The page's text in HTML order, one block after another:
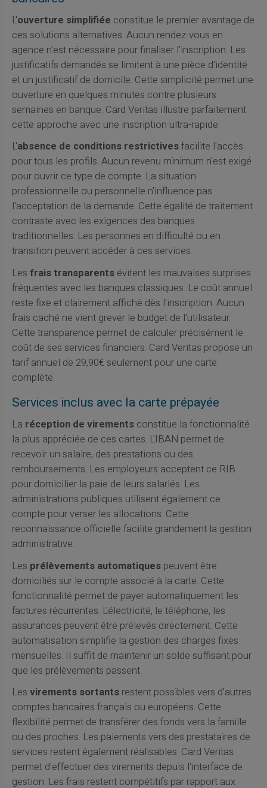
L'ouverture simplifiée constitue le premier avantage de
ces solutions alternatives. Aucun rendez-vous en
agence n'est nécessaire pour finaliser l'inscription. Les
justificatifs demandés se limitent à une pièce d'identité
et un justificatif de domicile. Cette simplicité permet une
ouverture en quelques minutes contre plusieurs
semaines en banque. Card Veritas illustre parfaitement
cette approche avec une inscription ultra-rapide.
L'absence de conditions restrictivesfacilite l'accès
pour tous les profils. Aucun revenu minimum n'est exigé
pour ouvrir ce type de compte. La situation
professionnelle ou personnelle n'influence pas
l'acceptation de la demande. Cette égalité de traitement
contraste avec les exigences des banques
traditionnelles. Les personnes en difficulté ou en
transition peuvent accéder à ces services.
Les frais transparentsévitent les mauvaises surprises
fréquentes avec les banques classiques. Le coût annuel
reste fixe et clairement affiché dès l'inscription. Aucun
frais caché ne vient grever le budget de l'utilisateur.
Cette transparence permet de calculer précisément le
coût de ses services financiers. Card Veritas propose un
tarif annuel de 29,90€ seulement pour une carte
complète.
Services inclus avec la carte prépayée
La réception de virementsconstitue la fonctionnalité
la plus appréciée de ces cartes. L'IBAN permet de
recevoir un salaire, des prestations ou des
remboursements. Les employeurs acceptent ce RIB
pour domicilier la paie de leurs salariés. Les
administrations publiques utilisent également ce
compte pour verser les allocations. Cette
reconnaissance officielle facilite grandement la gestion
administrative.
Les prélèvements automatiquespeuvent être
domiciliés sur le compte associé à la carte. Cette
fonctionnalité permet de payer automatiquement les
factures récurrentes. L'électricité, le téléphone, les
assurances peuvent être prélevés directement. Cette
automatisation simplifie la gestion des charges fixes
mensuelles. Il suffit de maintenir un solde suffisant pour
que les prélèvements passent.
Les virements sortantsrestent possibles vers d'autres
comptes bancaires français ou européens. Cette
flexibilité permet de transférer des fonds vers la famille
ou des proches. Les paiements vers des prestataires de
services restent également réalisables. Card Veritas
permet d'effectuer des virements depuis l'interface de
gestion. Les frais restent compétitifs par rapport aux